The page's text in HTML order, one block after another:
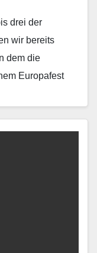
drei der
wir bereits
dem die
Europafest